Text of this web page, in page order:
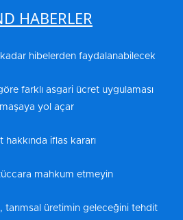
HABERLER
hibelerden faydalanabilecek
farklı asgari ücret uygulaması
yol açar
hakkında iflas kararı
mahkum etmeyin
tarımsal üretimin geleceğini tehdit